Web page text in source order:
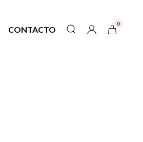
CONTACTO
0